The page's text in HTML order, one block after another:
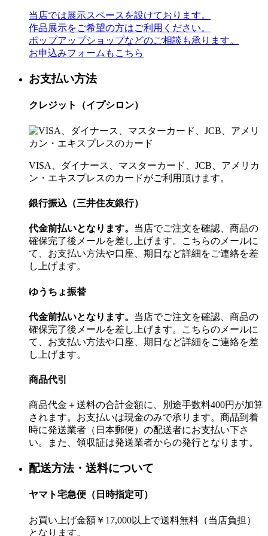
当店では展示スペースを設けております。
作品展示をご希望の方はご利用ください。
ポップアップショップなどのご相談も承ります。
お申込みフォームもこちら
お支払い方法
クレジット（イプシロン）
VISA、ダイナース、マスターカード、JCB、アメリカ
ン・エキスプレスのカードがご利用頂けます。
銀行振込（三井住友銀行）
代金前払いとなります。 当店でご注文を確認、商品の
確保完了後メールを差し上げます。こちらのメールに
て、お支払い方法や口座、期日など詳細をご連絡を差
し上げます。
ゆうちょ振替
代金前払いとなります。 当店でご注文を確認、商品の
確保完了後メールを差し上げます。こちらのメールに
て、お支払い方法や口座、期日など詳細をご連絡を差
し上げます。
商品代引
商品代金＋送料の合計金額に、別途手数料400円が加算
されます。お支払いは現金のみで承ります。商品到着
時に発送業者（日本郵便）の配送者にお支払い下さ
い。また、領収証は発送業者からの発行となります。
配送方法・送料について
ヤマト宅急便（日時指定可）
お買い上げ金額￥17,000以上で送料無料（当店負担）
となります。